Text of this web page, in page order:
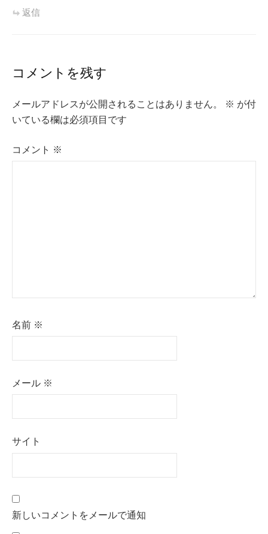
返信
コメントを残す
メールアドレスが公開されることはありません。 ※ が付
いている欄は必須項目です
コメント ※
名前 ※
メール ※
サイト
新しいコメントをメールで通知